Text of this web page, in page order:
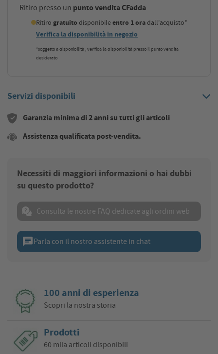
Ritiro presso un punto vendita CFadda
Ritiro gratuito disponibileentro 1 oradall'acquisto*
Verifica la disponibilità in negozio
*soggetto a disponibilità , verifica la disponibilità presso il punto vendita
desiderato
Servizi disponibili
Garanzia minima di 2 anni su tutti gli articoli
Assistenza qualificata post-vendita.
Necessiti di maggiori informazioni o hai dubbi
su questo prodotto?
Consulta le nostre FAQ dedicate agli ordini web
chatParla con il nostro assistente in chat
100 anni di esperienza
Scopri la nostra storia
Prodotti
60 mila articoli disponibili